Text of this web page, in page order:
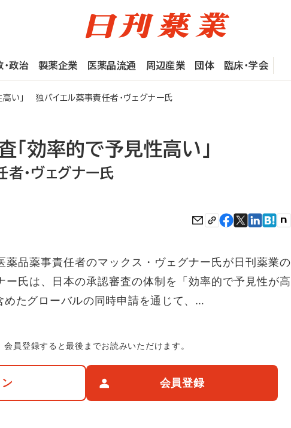
・政治 製薬企業 医薬品流通 周辺産業 団体 臨床・学会
い」 独バイエル薬事責任者・ヴェグナー氏
「効率的で予見性高い」
・ヴェグナー氏
品薬事責任者のマックス・ヴェグナー氏が日刊薬業の
ー氏は、日本の承認審査の体制を「効率的で予見性が高
めたグローバルの同時申請を通じて、…
会員登録すると最後までお読みいただけます。
会員登録